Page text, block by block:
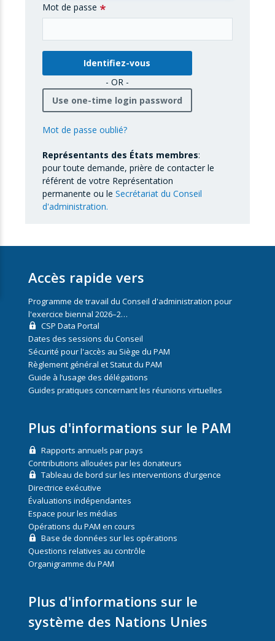
Mot de passe
- OR -
Use one-time login password
Mot de passe oublié?
Représentants des États membres:
pour toute demande, prière de contacter le
référent de votre Représentation
permanente ou le Secrétariat du Conseil
d'administration.
Accès rapide vers
Programme de travail du Conseil d'administration pour
l'exercice biennal 2026–2…
CSP Data Portal
Dates des sessions du Conseil
Sécurité pour l'accès au Siège du PAM
Règlement général et Statut du PAM
Guide à l’usage des délégations
Guides pratiques concernant les réunions virtuelles
Plus d'informations sur le PAM
Rapports annuels par pays
Contributions allouées par les donateurs
Tableau de bord sur les interventions d'urgence
Directrice exécutive
Évaluations indépendantes
Espace pour les médias
Opérations du PAM en cours
Base de données sur les opérations
Questions relatives au contrôle
Organigramme du PAM
Plus d'informations sur le
système des Nations Unies